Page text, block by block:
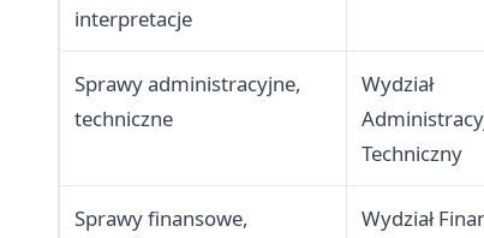
interpretacje
Sprawy administracyjne,
techniczne
Wydział
Techniczny
Sprawy finansowe,
Wydział